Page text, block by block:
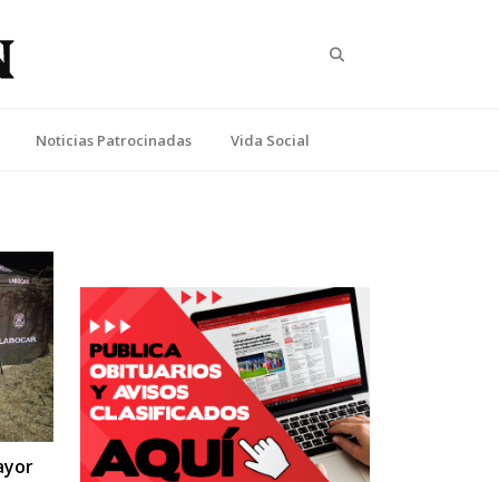
Noticias Patrocinadas Vida Social